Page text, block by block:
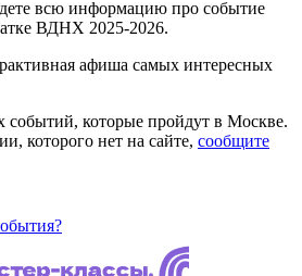
всю информацию про событие
ВДНХ 2025-2026.
афиша самых интересных
событий, которые пройдут в Москве.
которого нет на сайте, сообщите